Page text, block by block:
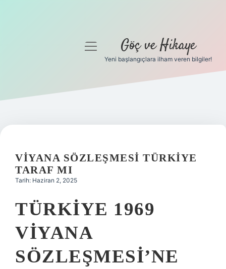
Gizlilik Politikası
Yasal Uyarı
menüyü
Göç ve Hikaye
Yeni başlangıçlara ilham veren bilgiler!
VIYANA SÖZLEŞMESI TÜRKIYE
TARAF MI
Tarih: Haziran 2, 2025
TÜRKIYE 1969
VIYANA
SÖZLEŞMESI’NE